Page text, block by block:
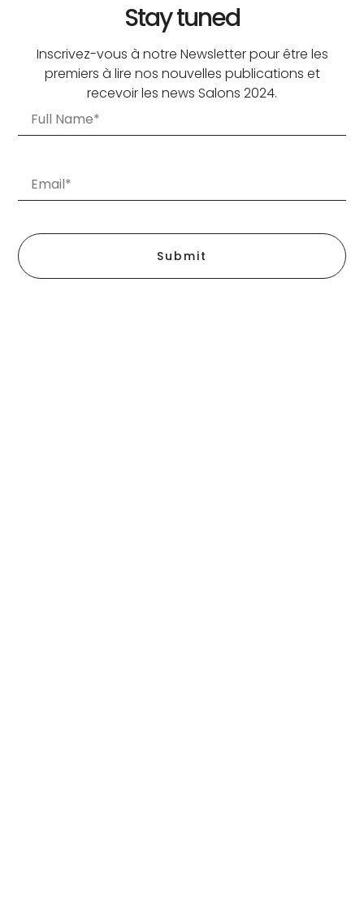
Stay tuned
Inscrivez-vous à notre Newsletter pour être les
premiers à lire nos nouvelles publications et
recevoir les news Salons 2024.
Submit